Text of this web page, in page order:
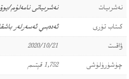
نەشرىيات
نەشرىياتى نامەلۇم/
كىتاب تۈرى
ئەدەبىي ئەسەرلەر
ۋاقىت
2020/10/21
چۈشۈرۈلۈشى
1,752 قېتىم